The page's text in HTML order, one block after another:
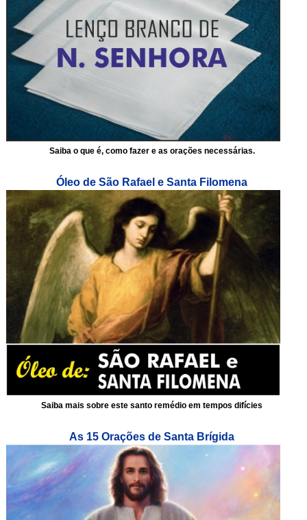
Saiba o que é, como fazer e as orações necessárias.
Óleo de São Rafael e Santa Filomena
Saiba mais sobre este santo remédio em tempos difícies
As 15 Orações de Santa Brígida